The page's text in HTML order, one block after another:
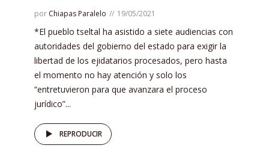
por Chiapas Paralelo 19/05/2021
*El pueblo tseltal ha asistido a siete audiencias con
autoridades del gobierno del estado para exigir la
libertad de los ejidatarios procesados, pero hasta
el momento no hay atención y solo los
“entretuvieron para que avanzara el proceso
jurídico”...
REPRODUCIR